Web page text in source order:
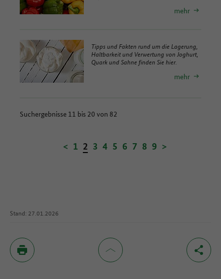
mehr
Tipps und Fakten rund um die Lagerung,
Haltbarkeit und Verwertung von Joghurt,
Quark und Sahne finden Sie hier.
mehr
Suchergebnisse 11 bis 20 von 82
< 1 2 3 4 5 6 7 8 9 >
Stand: 27.01.2026